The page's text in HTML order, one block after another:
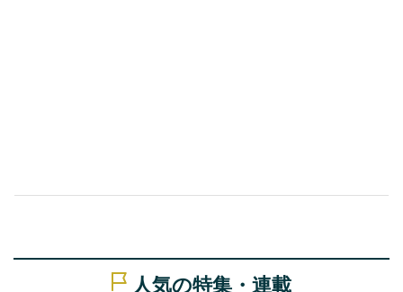
人気の特集・連載